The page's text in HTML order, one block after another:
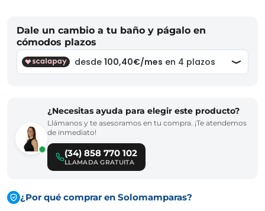
Dale un cambio a tu baño y págalo en
cómodos plazos
¿Necesitas ayuda para elegir este producto?
Llámanos y te asesoramos en tu compra. ¡Te atendemos
de inmediato!
(34) 858 770 102
LLAMADA GRATUITA
¿Por qué comprar en Solomamparas?